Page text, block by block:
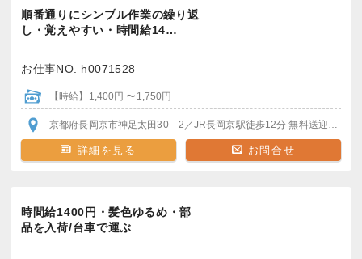
順番通りにシンプル作業の繰り返
し・覚えやすい・時間給14…
お仕事NO. h0071528
【時給】1,400円 〜1,750円
京都府長岡京市神足太田30－2 ／JR長岡京駅徒歩12分 無料送迎バスで5分
詳細を見る お問合せ
時間給1400円・髪色ゆるめ・部
品を入荷/台車で運ぶ